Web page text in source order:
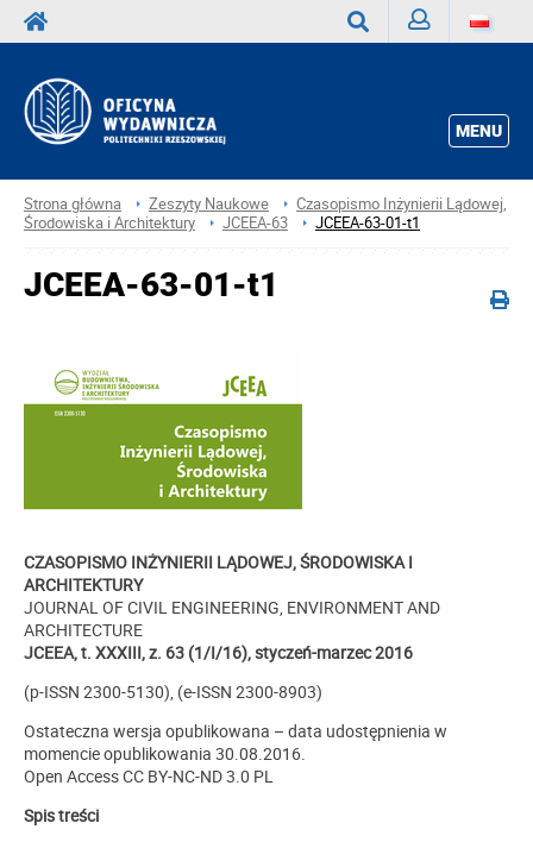
MENU
Strona główna Zeszyty Naukowe
Czasopismo Inżynierii Lądowej,
Środowiska i Architektury
JCEEA-63 JCEEA-63-01-t1
JCEEA-63-01-t1
CZASOPISMO INŻYNIERII LĄDOWEJ, ŚRODOWISKA I
ARCHITEKTURY
JOURNAL OF CIVIL ENGINEERING, ENVIRONMENT AND
ARCHITECTURE
JCEEA, t. XXXIII, z. 63 (1/I/16), styczeń-marzec 2016
(p-ISSN 2300-5130), (e-ISSN 2300-8903)
Ostateczna wersja opublikowana – data udostępnienia w
momencie opublikowania 30.08.2016.
Open Access CC BY-NC-ND 3.0 PL
Spis treści